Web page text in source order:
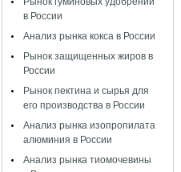
в России
Анализ рынка кокса в России
Рынок защищенных жиров в
России
Рынок пектина и сырья для
его производства в России
Анализ рынка изопропилата
алюминия в России
Анализ рынка тиомочевины